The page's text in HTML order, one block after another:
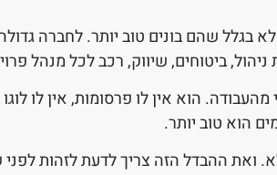
בגלל שהם בונים טוב יותר. לחברה
ניהול, ביטוחים, שיווק, רכב לכל מנהל
הוא טוב יותר.
ואת ההבדל הזה צריך לדעת לזהות